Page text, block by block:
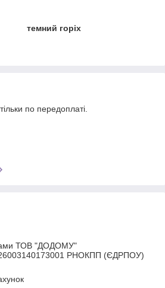
темний горіх
по передоплаті.
ТОВ "ДОДОМУ"
РНОКПП (ЄДРПОУ)